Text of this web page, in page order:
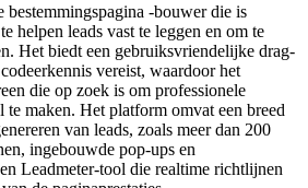
bestemmingspagina -bouwer die is
helpen leads vast te leggen en om te
Het biedt een gebruiksvriendelijke drag-
vereist, waardoor het
die op zoek is om professionele
te maken. Het platform omvat een breed
van leads, zoals meer dan 200
ingebouwde pop-ups en
Leadmeter-tool die realtime richtlijnen